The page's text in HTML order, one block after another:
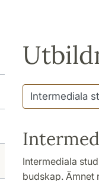
Intermediala
budskap. Ämnet